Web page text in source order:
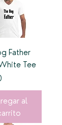
Father
Tee
al